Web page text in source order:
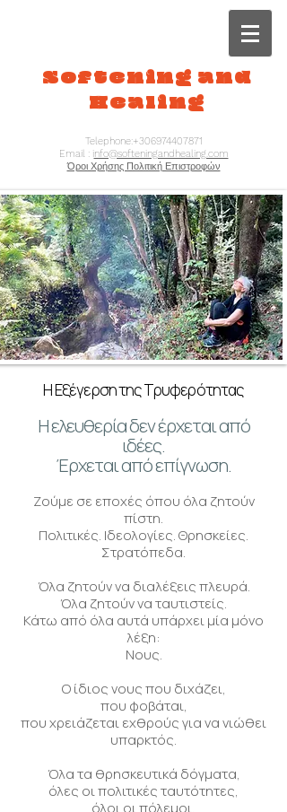
Softening and
Healing
Telephone:+306974407871
Email : info@softeningandhealing.com
Όροι Χρήσης Πολιτική Επιστροφών
Η Εξέγερση της Tρυφερότητας
Η ελευθερία δεν έρχεται από
ιδέες.
Έρχεται από επίγνωση.
Ζούμε σε εποχές όπου όλα ζητούν
πίστη.
Πολιτικές. Ιδεολογίες. Θρησκείες.
Στρατόπεδα.
Όλα ζητούν να διαλέξεις πλευρά.
Όλα ζητούν να ταυτιστείς.
Κάτω από όλα αυτά υπάρχει μία μόνο
λέξη:
Νους.
Ο ίδιος νους που διχάζει,
που φοβάται,
που χρειάζεται εχθρούς για να νιώθει
υπαρκτός.
Όλα τα θρησκευτικά δόγματα,
όλες οι πολιτικές ταυτότητες,
όλοι οι πόλεμοι,